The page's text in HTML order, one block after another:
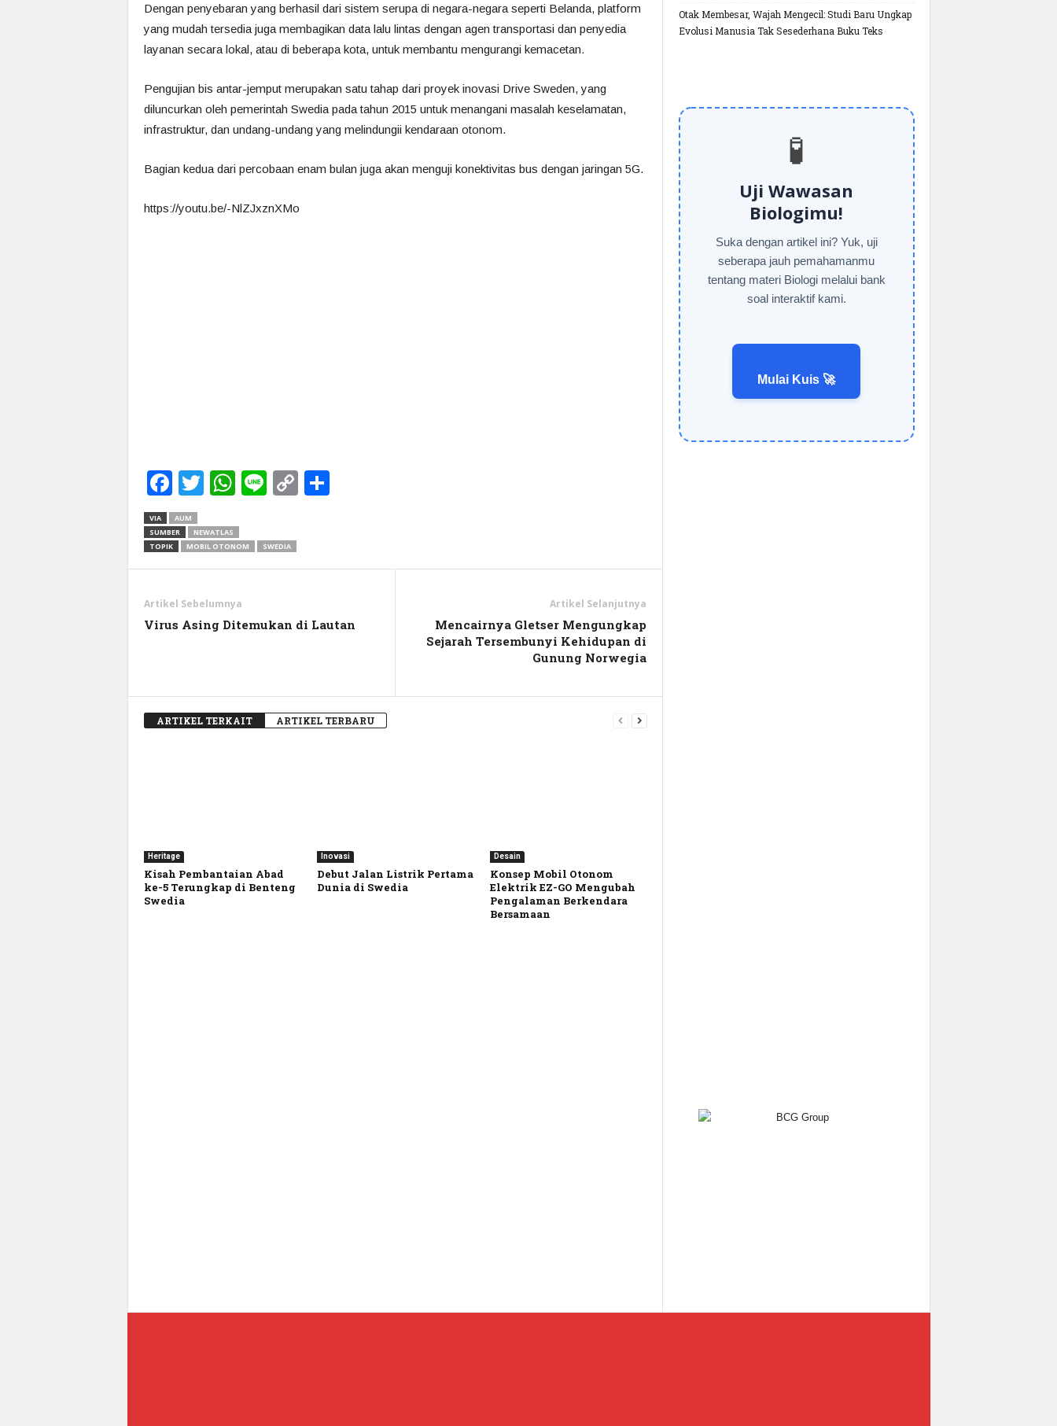
Dengan penyebaran yang berhasil dari sistem serupa di negara-negara seperti Belanda, platform
yang mudah tersedia juga membagikan data lalu lintas dengan agen transportasi dan penyedia
layanan secara lokal, atau di beberapa kota, untuk membantu mengurangi kemacetan.
Pengujian bis antar-jemput merupakan satu tahap dari proyek inovasi Drive Sweden, yang
diluncurkan oleh pemerintah Swedia pada tahun 2015 untuk menangani masalah keselamatan,
infrastruktur, dan undang-undang yang melindungii kendaraan otonom.
Bagian kedua dari percobaan enam bulan juga akan menguji konektivitas bus dengan jaringan 5G.
https://youtu.be/-NlZJxznXMo
Facebook
Twitter
WhatsApp
LineCopy
VIA
AUM
SUMBER
NEWATLAS
TOPIK
MOBIL OTONOM SWEDIA
Artikel Sebelumnya
Virus Asing Ditemukan di Lautan
Artikel Selanjutnya
Mencairnya Gletser Mengungkap
Sejarah Tersembunyi Kehidupan di
Gunung Norwegia
ARTIKEL TERKAIT ARTIKEL TERBARU
Heritage
Kisah Pembantaian Abad
ke-5 Terungkap di Benteng
Swedia
Inovasi
Debut Jalan Listrik Pertama
Dunia di Swedia
Desain
Konsep Mobil Otonom
Elektrik EZ-GO Mengubah
Pengalaman Berkendara
Bersamaan
Otak Membesar, Wajah Mengecil: Studi Baru Ungkap
Evolusi Manusia Tak Sesederhana Buku Teks
🧪
Uji Wawasan
Biologimu!
Suka dengan artikel ini? Yuk, uji
seberapa jauh pemahamanmu
tentang materi Biologi melalui bank
soal interaktif kami.
Mulai Kuis 🚀